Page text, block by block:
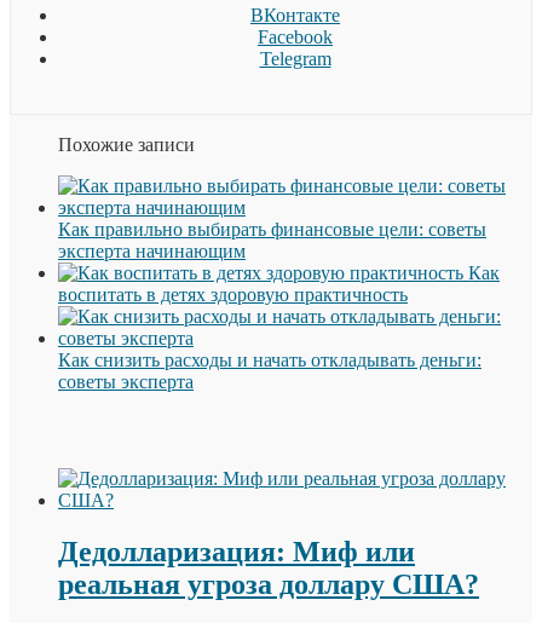
ВКонтакте
Facebook
Telegram
Похожие записи
Как правильно выбирать финансовые цели: советы
эксперта начинающим
Как
воспитать в детях здоровую практичность
Как снизить расходы и начать откладывать деньги:
советы эксперта
Дедолларизация: Миф или
реальная угроза доллару США?